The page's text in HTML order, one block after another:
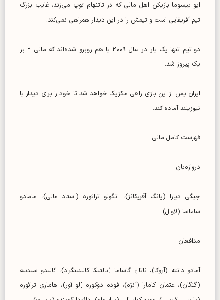
ایو بیسوما بازیکن اهل مالی که در تاتنهام توپ می‌زند، غایب بزرگ
تیم آفریقایی است و تیمش را در این دیدار همراهی نمی‌کند.
دو تیم تنها یک بار در سال ۲۰۰۹ با هم روبرو شده‌اند که مالی ۲ بر
یک پیروز شد.
ایران پس از این بازی راهی مکزیک خواهد شد تا خود را برای دیدار با
نیوزیلند آماده کند.
فهرست کامل مالی:
دروازه‌بان
جیگی دیارا (یانگ آفریکانز)، انگولو ترائوره (استاد مالی)، مامادو
ساماسا (لاوال)
مدافعان
آمادو دانته (آروکا)، ناتان گاساما (بالتیکا کالینینگراد)، کالیدو سیدیبه
(گنگان)، عثمان کامارا (آنژه)، فوده دوکوره (لو آور)، هاماری ترائوره